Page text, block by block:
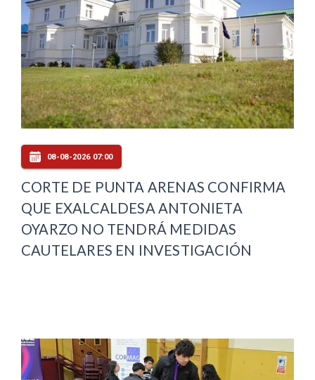
08-08-2026 07:00
CORTE DE PUNTA ARENAS CONFIRMA
QUE EXALCALDESA ANTONIETA
OYARZO NO TENDRÁ MEDIDAS
CAUTELARES EN INVESTIGACIÓN